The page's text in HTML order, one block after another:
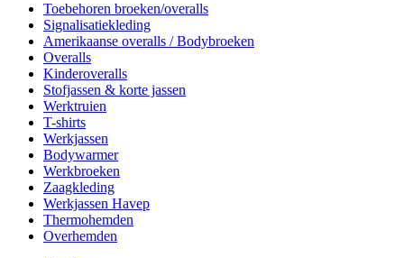
Toebehoren broeken/overalls
Signalisatiekleding
Amerikaanse overalls / Bodybroeken
Overalls
Kinderoveralls
Stofjassen & korte jassen
Werktruien
T-shirts
Werkjassen
Bodywarmer
Werkbroeken
Zaagkleding
Werkjassen Havep
Thermohemden
Overhemden